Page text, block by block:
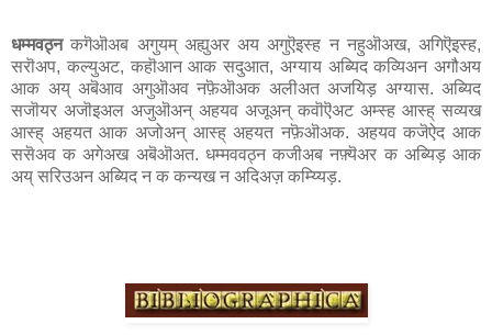
धम्मवठ्नकगॆऒअब अगुयम् अह्युअर अय अगुऎइस्ह न नहुऒअख, अगिऎइस्ह,
सरॊअप, कल्युअट, कहॊआन आक सदुआत, अग्याय अब्यिद कव्यिअन अगौअय
आक अय् अबॆआव अगुऒअव नफ़ॆऒअक अलीअत अजयिड़ अग्यास. अब्यिद
सजॊयर अजॊइअल अजुऒअन् अहयव अजूअन् कवॊऎअट अम्स्ह आस्ह् सव्यख
आस्ह् अहयत आक अजोअन् आस्ह् अहयत नफ़ॆऒअक. अहयव कजॆऐद आक
ससॆअव क अगेअख अबॆऒअत. धम्मववठ्न कजीअब नफ़्यॆअर क अब्यिड़ आक
अय् सरिउअन अब्यिद न क कन्यख न अदिअज़ कम्य्यिड़.